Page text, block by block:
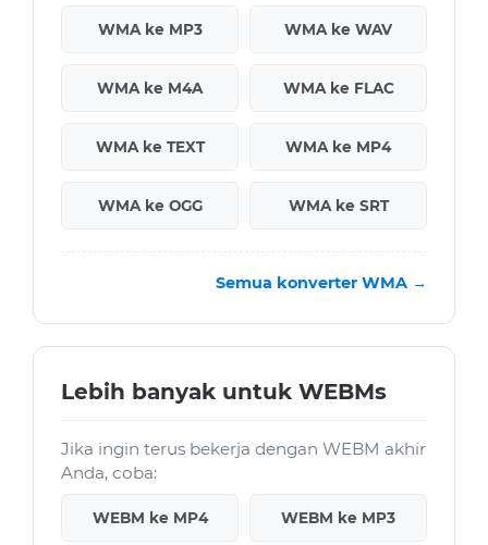
WMA ke MP3 WMA ke WAV
WMA ke M4A WMA ke FLAC
WMA ke TEXT WMA ke MP4
WMA ke OGG WMA ke SRT
Semua konverter WMA →
Lebih banyak untuk WEBMs
Jika ingin terus bekerja dengan WEBM akhir
Anda, coba:
WEBM ke MP4 WEBM ke MP3